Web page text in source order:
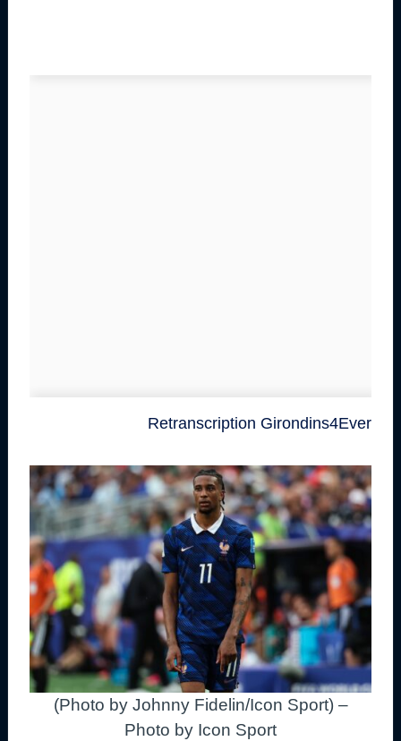
Retranscription Girondins4Ever
(Photo by Johnny Fidelin/Icon Sport) –
Photo by Icon Sport